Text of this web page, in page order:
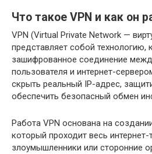
Что такое VPN и как он
VPN (Virtual Private Network —
представляет собой технологию,
зашифрованное соединение
пользователя и интернет-
скрыть реальный IP-адрес,
обеспечить безопасный обмен
Работа VPN основана на
который проходит весь интернет-
злоумышленники или сторонние